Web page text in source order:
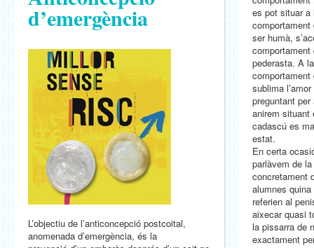
d’emergència
L’objectiu de l’anticoncepció postcoital,
anomenada d’emergència, és la
es pot situar a
comportament
ser humà,
comportament
pederasta. A
comportament
sublima
preguntant
anirem situant
cadascú es
estat.
En certa
parlàvem de
concretament
alumnes
referien al
aixecar quasi
la pissarra de
exactament